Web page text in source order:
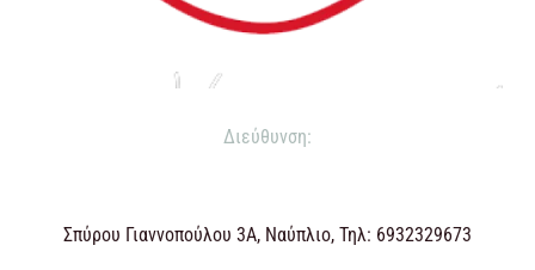
Διεύθυνση:
Σπύρου Γιαννοπούλου 3Α, Ναύπλιο, Τηλ: 6932329673